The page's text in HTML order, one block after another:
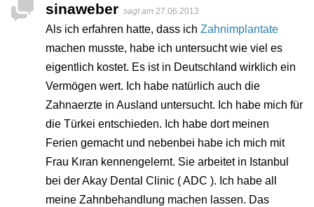
sinaweber sagt am 27.06.2013
Als ich erfahren hatte, dass ich Zahnimplantate
machen musste, habe ich untersucht wie viel es
eigentlich kostet. Es ist in Deutschland wirklich ein
Vermögen wert. Ich habe natürlich auch die
Zahnaerzte in Ausland untersucht. Ich habe mich für
die Türkei entschieden. Ich habe dort meinen
Ferien gemacht und nebenbei habe ich mich mit
Frau Kıran kennengelernt. Sie arbeitet in Istanbul
bei der Akay Dental Clinic ( ADC ). Ich habe all
meine Zahnbehandlung machen lassen. Das